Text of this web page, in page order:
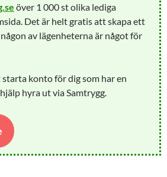
över 1 000 st olika lediga
Det är helt gratis att skapa ett
av lägenheterna är något för
konto för dig som har en
hyra ut via Samtrygg.